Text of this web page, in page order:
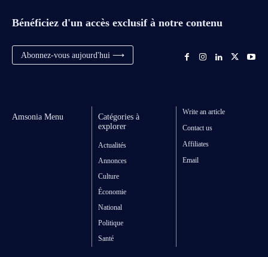
Bénéficiez d'un accès exclusif à notre contenu
Abonnez-vous aujourd'hui ⟶
Amsonia Menu
Catégories à
explorer
Actualités
Annonces
Culture
Économie
National
Politique
Santé
Write an article
Contact us
Affiliates
Email